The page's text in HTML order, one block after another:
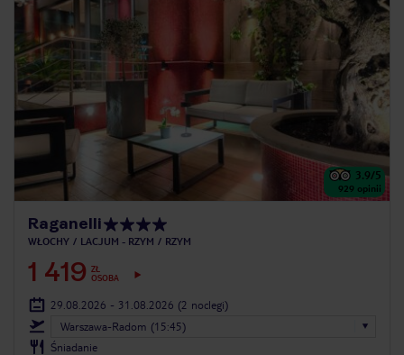
3.9/5
929 opinii
Raganelli
WŁOCHY LACJUM - RZYM RZYM
1 419 ZŁ
OSOBA
29.08.2026 - 31.08.2026 (2 noclegi)
Warszawa-Radom (15:45)
Śniadanie